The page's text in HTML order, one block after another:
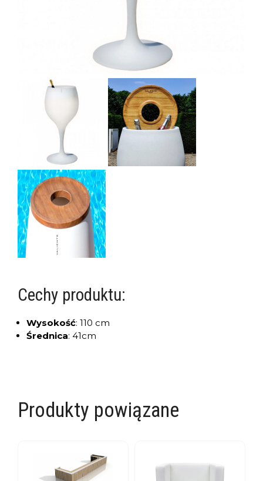
Cechy produktu:
Wysokość: 110 cm
Średnica: 41cm
Produkty powiązane